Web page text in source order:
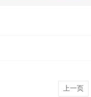
上一页